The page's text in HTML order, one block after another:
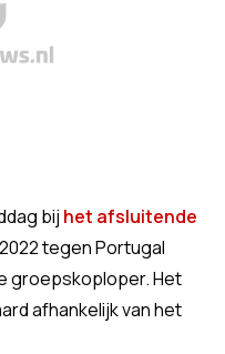
bij het afsluitende
tegen Portugal
groepskoploper. Het
afhankelijk van het